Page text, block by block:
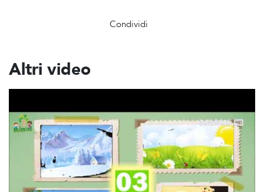
Condividi
Altri video